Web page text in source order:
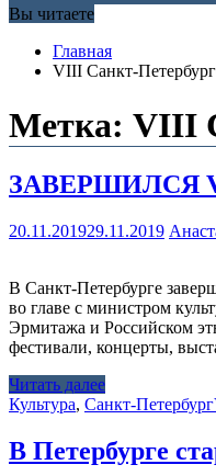
Вы читаете
Главная
VIII Санкт-
Метка: VIII
ЗАВЕРШИЛСЯ
20.11.201929.11.2019
В Санкт-Петербурге
во главе с министром
Эрмитажа и Российском
фестивали, концерты,
Читать далее
Культура, Санкт-Петербург
В Петербурге